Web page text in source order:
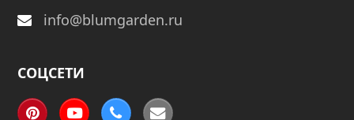
info@blumgarden.ru
СОЦСЕТИ